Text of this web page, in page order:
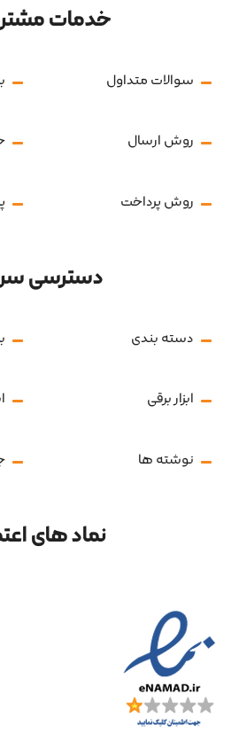
خدمات
سوالات متداول
روش ارسال
روش پرداخت
دسترسی
دسته بندی
ابزار برقی
نوشته ها
نماد های